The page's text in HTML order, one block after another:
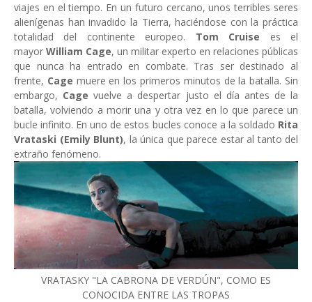
viajes en el tiempo. En un futuro cercano, unos terribles seres
alienígenas han invadido la Tierra, haciéndose con la práctica
totalidad del continente europeo. Tom Cruise es el
mayor William Cage, un militar experto en relaciones públicas
que nunca ha entrado en combate. Tras ser destinado al
frente, Cage muere en los primeros minutos de la batalla. Sin
embargo, Cagevuelve a despertar justo el día antes de la
batalla, volviendo a morir una y otra vez en lo que parece un
bucle infinito. En uno de estos bucles conoce a la soldado Rita
Vrataski (Emily Blunt), la única que parece estar al tanto del
extraño fenómeno.
VRATASKY "LA CABRONA DE VERDÚN", COMO ES
CONOCIDA ENTRE LAS TROPAS